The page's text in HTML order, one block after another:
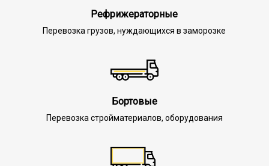
Рефрижераторные
Перевозка грузов, нуждающихся в заморозке
Бортовые
Перевозка стройматериалов, оборудования